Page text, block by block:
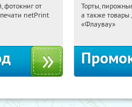
Получили:
фотокниг от
netPrint
13:05:52
Россия
Торты,
а также товары
«Флаувау»